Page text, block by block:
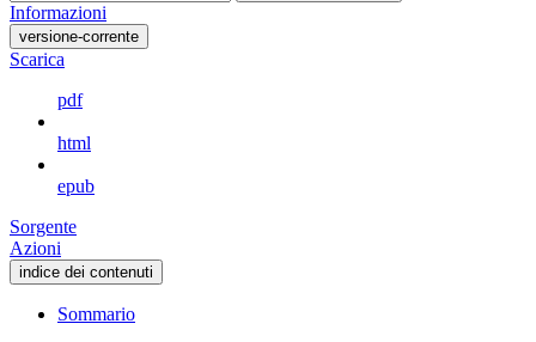
Informazioni
versione-corrente
Scarica
pdf
html
epub
Sorgente
Azioni
indice dei contenuti
Sommario